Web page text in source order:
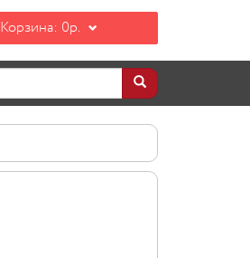
Корзина: 0р.